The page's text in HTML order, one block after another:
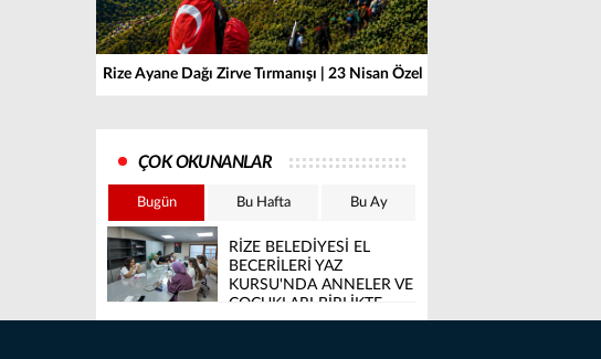
Rize Ayane Dağı Zirve Tırmanışı | 23 Nisan Özel
ÇOK OKUNANLAR
Bugün Bu Hafta Bu Ay
RİZE BELEDİYESİ EL
BECERİLERİ YAZ
KURSU'NDA ANNELER VE
ÇOCUKLARI BİRLİKTE
ÜRETİYOR